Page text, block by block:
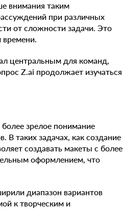
внимания таким
при различных
от сложности задачи. Это
времени.
центральным для команд,
Z.ai продолжает изучаться
зрелое понимание
В таких задачах, как создание
создавать макеты с более
оформлением, что
диапазон вариантов
к творческим и